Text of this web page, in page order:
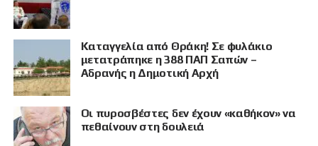
Καταγγελία από Θράκη! Σε φυλάκιο
μετατράπηκε η 388 ΠΑΠ Σαπών –
Αδρανής η Δημοτική Αρχή
Οι πυροσβέστες δεν έχουν «καθήκον» να
πεθαίνουν στη δουλειά